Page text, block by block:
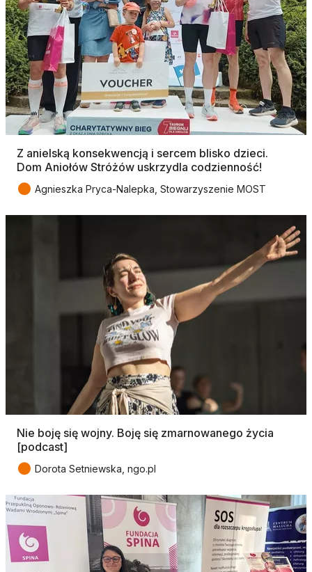
Z anielską konsekwencją i sercem blisko dzieci.
Dom Aniołów Stróżów uskrzydla codzienność!
● Agnieszka Pryca-Nalepka, Stowarzyszenie MOST
Nie boję się wojny. Boję się zmarnowanego życia
[podcast]
● Dorota Setniewska, ngo.pl